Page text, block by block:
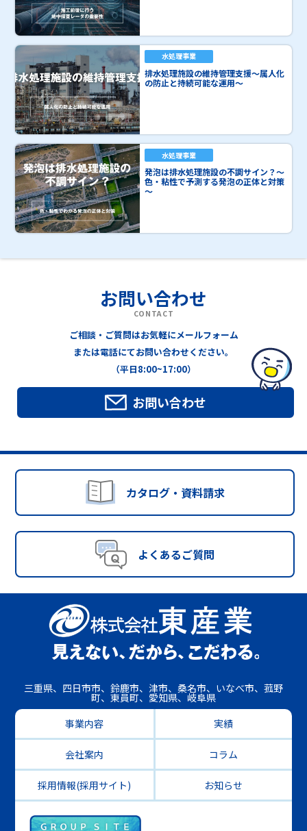
水処理事業
排水処理施設の維持管理支援～属人化
の防止と持続可能な運用～
水処理事業
発泡は排水処理施設の不調サイン？～
色・粘性で予測する発泡の正体と対策
～
お問い合わせ
CONTACT
ご相談・ご質問はお気軽にメールフォーム
または電話にてお問い合わせください。
（平日8:00~17:00）
お問い合わせ
カタログ・資料請求
よくあるご質問
三重県、四日市市、鈴鹿市、津市、桑名市、いなべ市、菰野
町、東員町、愛知県、岐阜県
事業内容
実績
会社案内 コラム
採用情報(採用サイト) お知らせ